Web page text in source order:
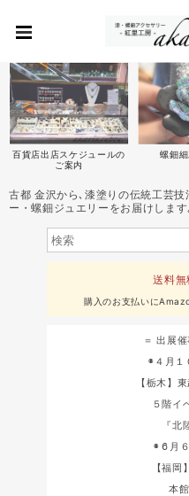
百貨店出店スケジュールの
ご案内
螺鈿
古都 金沢から､漆塗りの伝統工芸
ー・螺鈿ジュエリーをお届けしま
送料無
購入のお支払いに
＝ 出展
◉４月１
【栃木】
５階イ
『北
◉６月
【福岡
本